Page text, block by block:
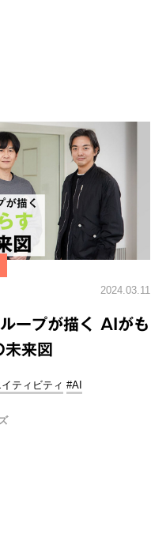
2024.03.11
ープが描く AIがも
来図
ティビティ #AI